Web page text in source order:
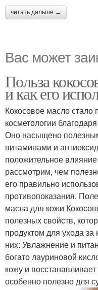
читать дальше →
Вас может
Польза
и как его
Кокосовое масло
косметологии
Оно насыщено
витаминами и
положительное
рассмотрим, чем
его правильно
противопоказания.
масла для кожи
полезных свойств,
продуктом для ухода
них: Увлажнение и
богато лауриновой
кожу и
особенно полезно для